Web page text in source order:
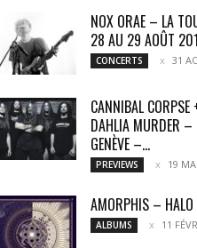
NOX ORAE – LA
28 AU 29 AOÛT
CONCERTS 31
CANNIBAL CORPSE
DAHLIA MURDER
GENÈVE –...
PREVIEWS 19
AMORPHIS – HALO
ALBUMS 11